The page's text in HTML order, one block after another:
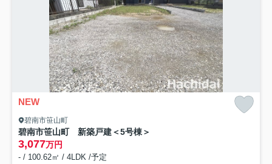
NEW
碧南市笹山町
碧南市笹山町 新築戸建＜5号棟＞
3,077万円
- / 100.62㎡ / 4LDK /予定